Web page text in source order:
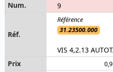
9
31.23500.000
VIS 4,2.13